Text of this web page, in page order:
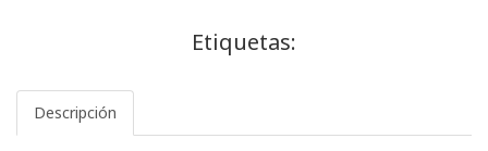
Etiquetas:
Descripción